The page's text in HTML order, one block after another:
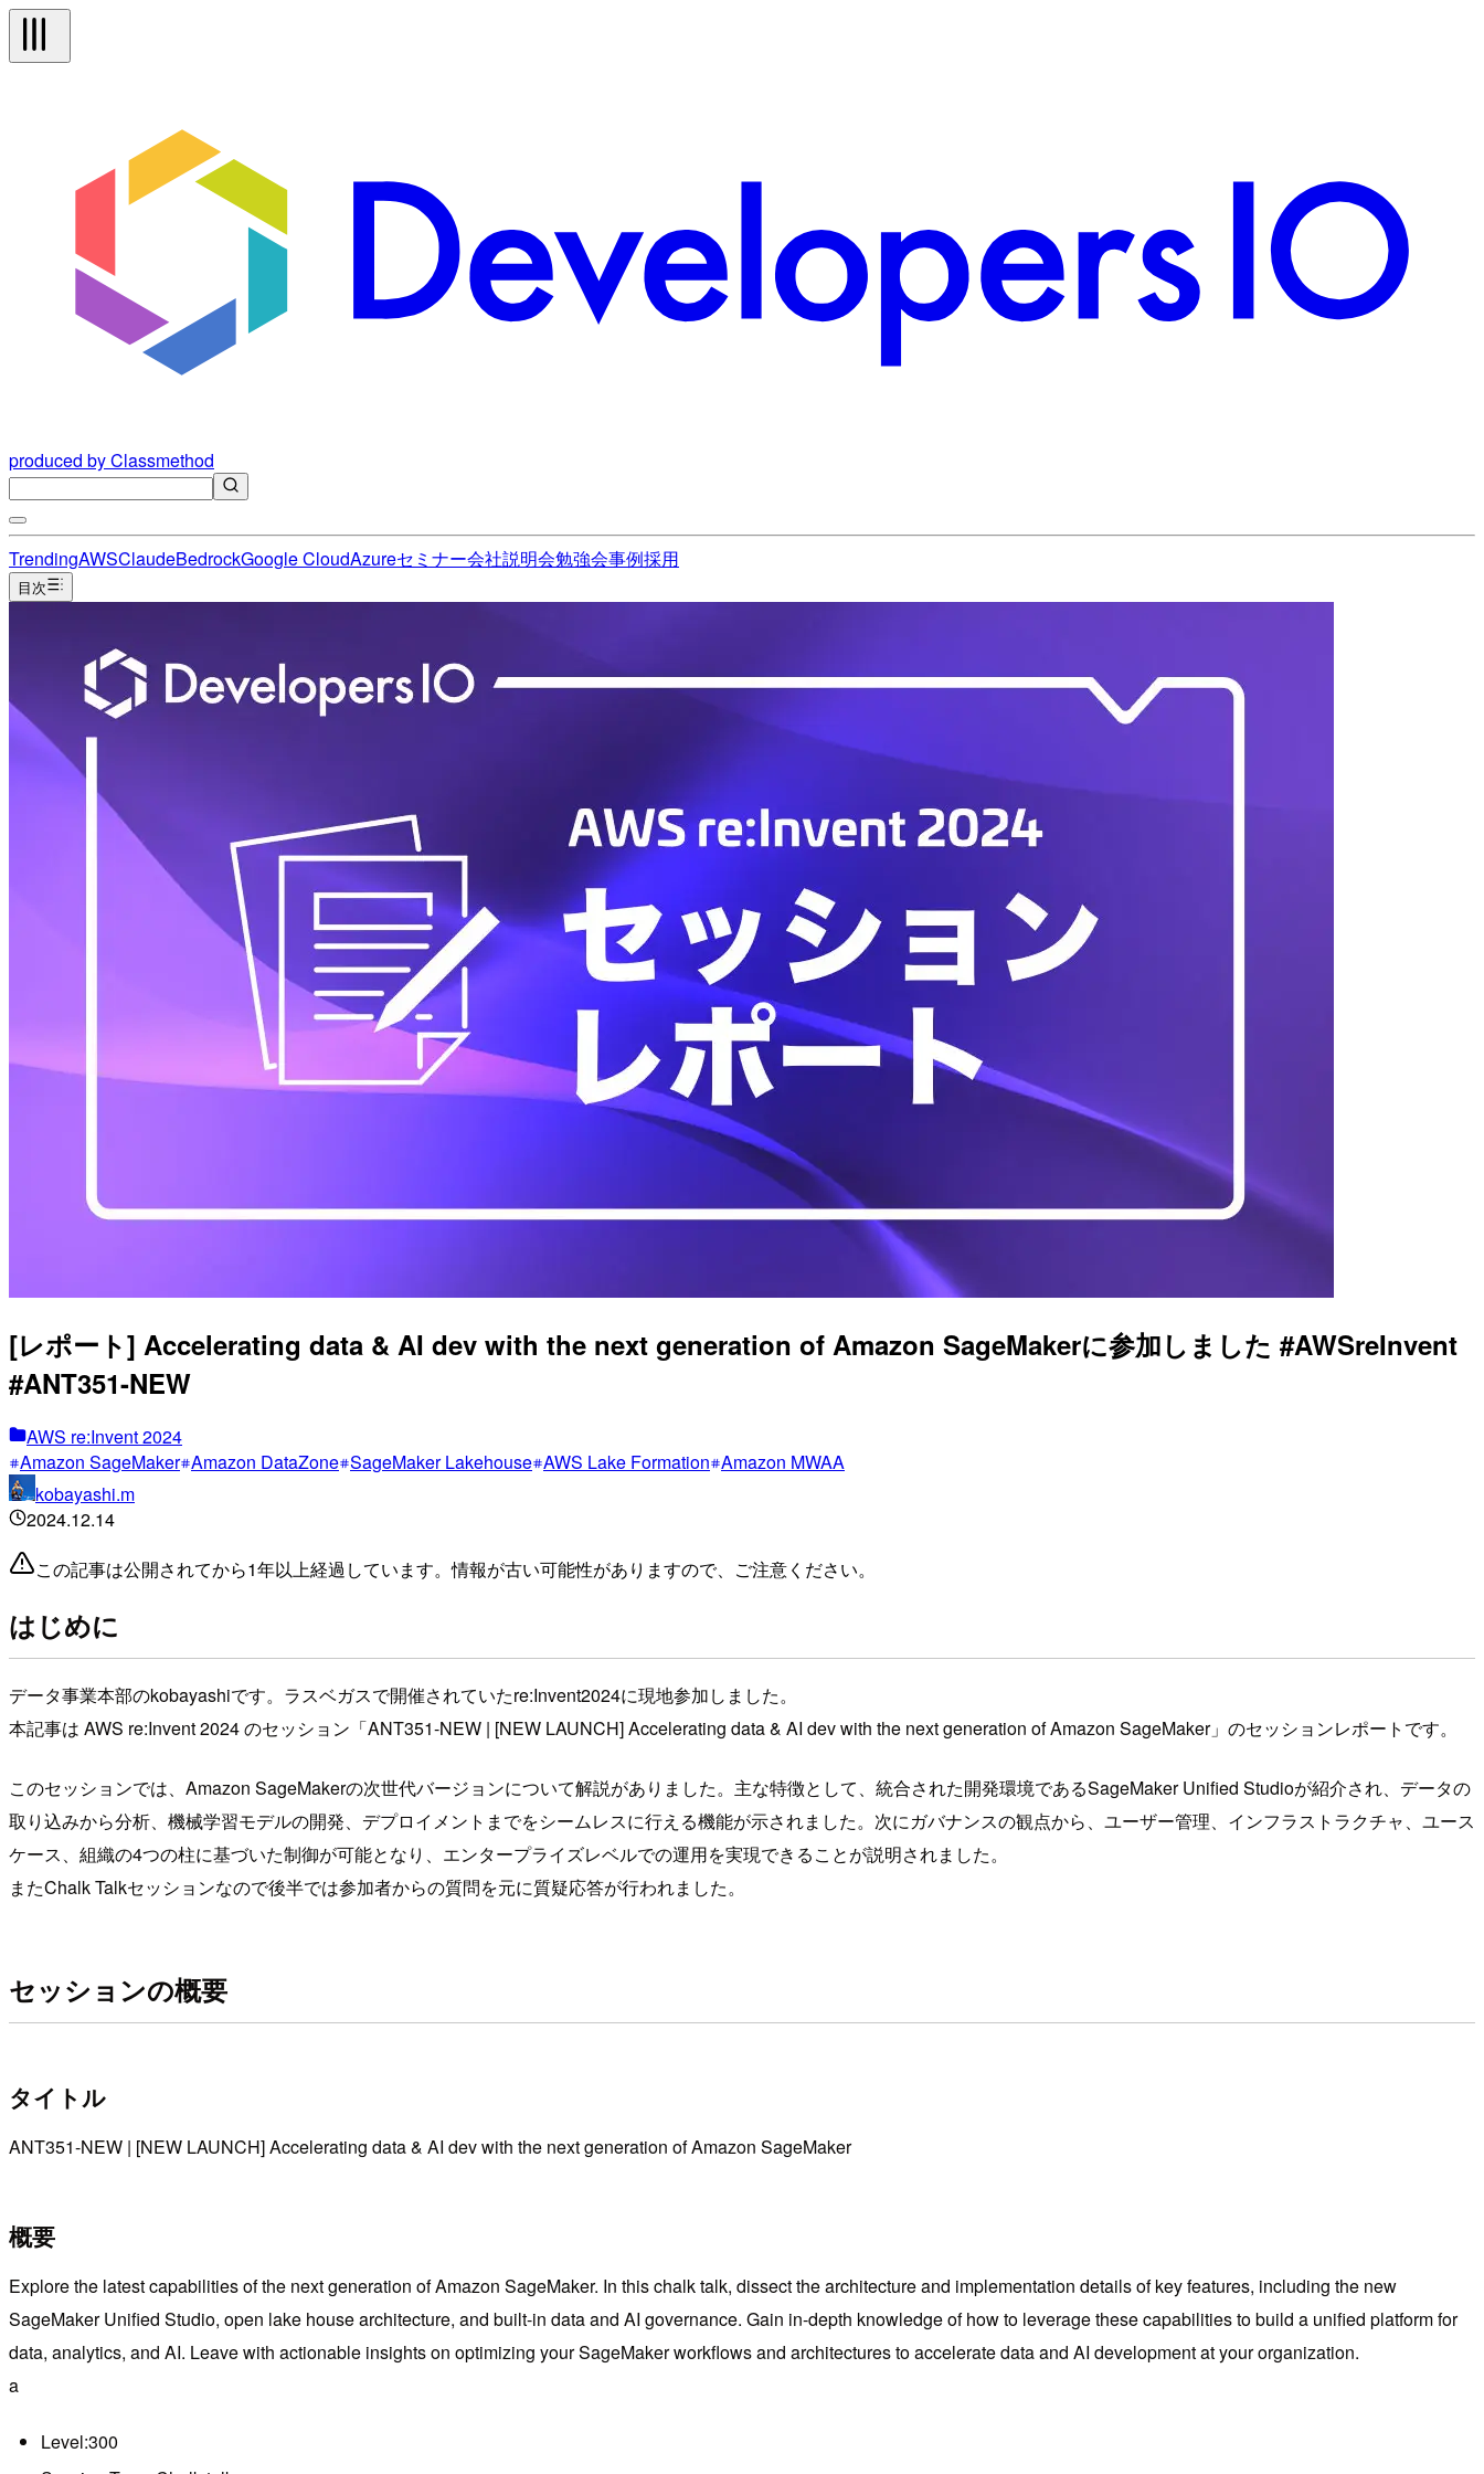
produced by Classmethod
TrendingAWSClaudeBedrockGoogle CloudAzureセミナー会社説明会勉強会事例採用
目次
[レポート] Accelerating data & AI dev with the next generation of Amazon SageMakerに参加しました #AWSreInvent
#ANT351-NEW
AWS re:Invent 2024
Amazon SageMaker Amazon DataZone SageMaker Lakehouse AWS Lake Formation Amazon MWAA
kobayashi.m
2024.12.14
この記事は公開されてから1年以上経過しています。情報が古い可能性がありますので、ご注意ください。
はじめに
データ事業本部のkobayashiです。ラスベガスで開催されていたre:Invent2024に現地参加しました。
本記事は AWS re:Invent 2024 のセッション「ANT351-NEW | [NEW LAUNCH] Accelerating data & AI dev with the next generation of Amazon SageMaker」のセッションレポートです。
このセッションでは、Amazon SageMakerの次世代バージョンについて解説がありました。主な特徴として、統合された開発環境であるSageMaker Unified Studioが紹介され、データの
取り込みから分析、機械学習モデルの開発、デプロイメントまでをシームレスに行える機能が示されました。次にガバナンスの観点から、ユーザー管理、インフラストラクチャ、ユース
ケース、組織の4つの柱に基づいた制御が可能となり、エンタープライズレベルでの運用を実現できることが説明されました。
またChalk Talkセッションなので後半では参加者からの質問を元に質疑応答が行われました。
セッションの概要
タイトル
ANT351-NEW | [NEW LAUNCH] Accelerating data & AI dev with the next generation of Amazon SageMaker
概要
Explore the latest capabilities of the next generation of Amazon SageMaker. In this chalk talk, dissect the architecture and implementation details of key features, including the new
SageMaker Unified Studio, open lake house architecture, and built-in data and AI governance. Gain in-depth knowledge of how to leverage these capabilities to build a unified platform for
data, analytics, and AI. Leave with actionable insights on optimizing your SageMaker workflows and architectures to accelerate data and AI development at your organization.
a
Level:300